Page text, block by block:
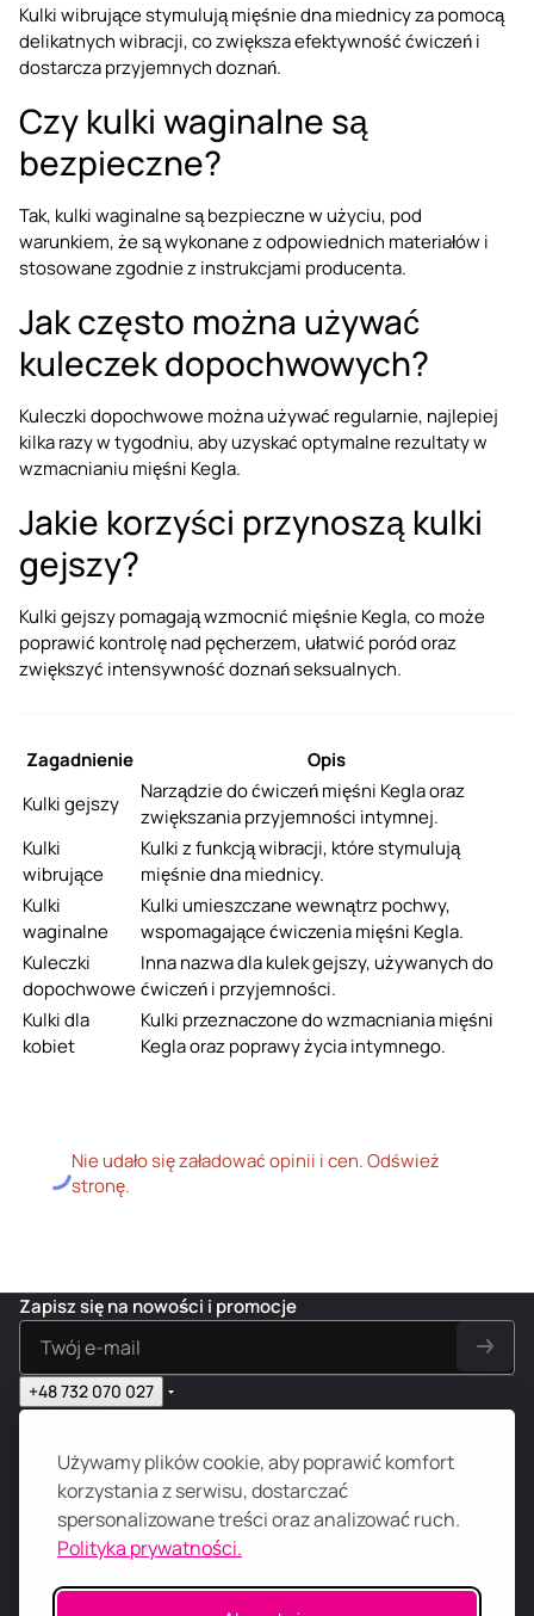
Używamy plików cookie, aby poprawić komfort
korzystania z serwisu, dostarczać
spersonalizowane treści oraz analizować ruch.
Polityka prywatności.
Kulki wibrujące stymulują mięśnie dna miednicy za pomocą
delikatnych wibracji, co zwiększa efektywność ćwiczeń i
dostarcza przyjemnych doznań.
Czy kulki waginalne są
bezpieczne?
Tak, kulki waginalne są bezpieczne w użyciu, pod
warunkiem, że są wykonane z odpowiednich materiałów i
stosowane zgodnie z instrukcjami producenta.
Jak często można używać
kuleczek dopochwowych?
Kuleczki dopochwowe można używać regularnie, najlepiej
kilka razy w tygodniu, aby uzyskać optymalne rezultaty w
wzmacnianiu mięśni Kegla.
Jakie korzyści przynoszą kulki
gejszy?
Kulki gejszy pomagają wzmocnić mięśnie Kegla, co może
poprawić kontrolę nad pęcherzem, ułatwić poród oraz
zwiększyć intensywność doznań seksualnych.
Zagadnienie
Opis
Kulki gejszy
Narządzie do ćwiczeń mięśni Kegla oraz
zwiększania przyjemności intymnej.
Kulki
wibrujące
Kulki z funkcją wibracji, które stymulują
mięśnie dna miednicy.
Kulki
waginalne
Kulki umieszczane wewnątrz pochwy,
wspomagające ćwiczenia mięśni Kegla.
Kuleczki
dopochwowe
Inna nazwa dla kulek gejszy, używanych do
ćwiczeń i przyjemności.
Kulki dla
kobiet
Kulki przeznaczone do wzmacniania mięśni
Kegla oraz poprawy życia intymnego.
Nie udało się załadować opinii i cen. Odśwież
stronę.
Zapisz się na nowości i promocje
+48 732 070 027
sklep@s69.pl
Zarządzanie
Edukacja 18+